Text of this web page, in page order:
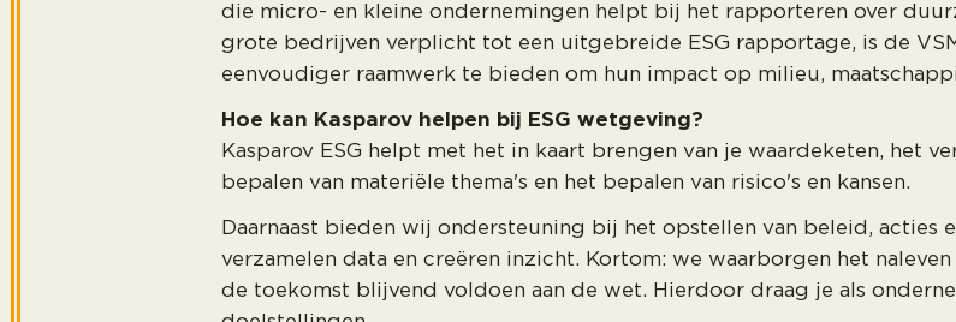
die micro- en kleine ondernemingen helpt bij het rapporteren over
grote bedrijven verplicht tot een uitgebreide ESG rapportage, is de
eenvoudiger raamwerk te bieden om hun impact op milieu,
Hoe kan Kasparov helpen bij ESG wetgeving?
Kasparov ESG helpt met het in kaart brengen van je waardeketen, het
bepalen van materiële thema's en het bepalen van risico's en kansen.
Daarnaast bieden wij ondersteuning bij het opstellen van beleid, acties
verzamelen data en creëren inzicht. Kortom: we waarborgen het
de toekomst blijvend voldoen aan de wet. Hierdoor draag je als